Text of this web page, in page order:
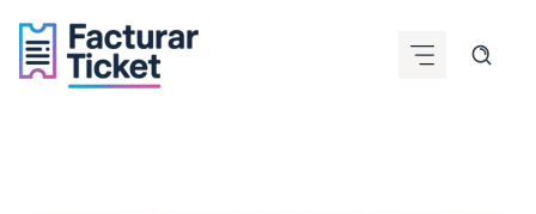
contenido